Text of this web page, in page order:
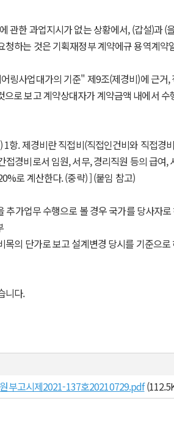
관한 과업지시가 없는 상황에서, (갑설)과 (
하는 것은 기획재정부 계약에규 용역계
링사업대가의 기준" 제9조(제경비)에 근
로 보고 계약상대자가 계약금액 내에서 수
항. 제경비란 직접비(직접인건비와 직접
접경비로서 임원, 서무, 경리직원 등의 급여
로 계산한다. (중략) ] (붙임 참고)
가업무 수행으로 볼 경우 국가를 당사자
의 단가로 보고 설계변경 당시를 기준으
니다.
부고시제2021-137호20210729.pdf